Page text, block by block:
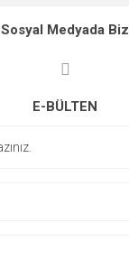
Sosyal Medyada Biz
E-BÜLTEN